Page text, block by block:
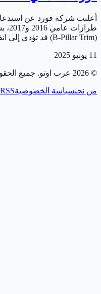
(B-Pillar Trim) قد تؤدي إلى انفصاله وتطايره…
11 يونيو 2025
©
2026 عرب اوتو. جميع
من نحنسياسة الخصوصيةRSS